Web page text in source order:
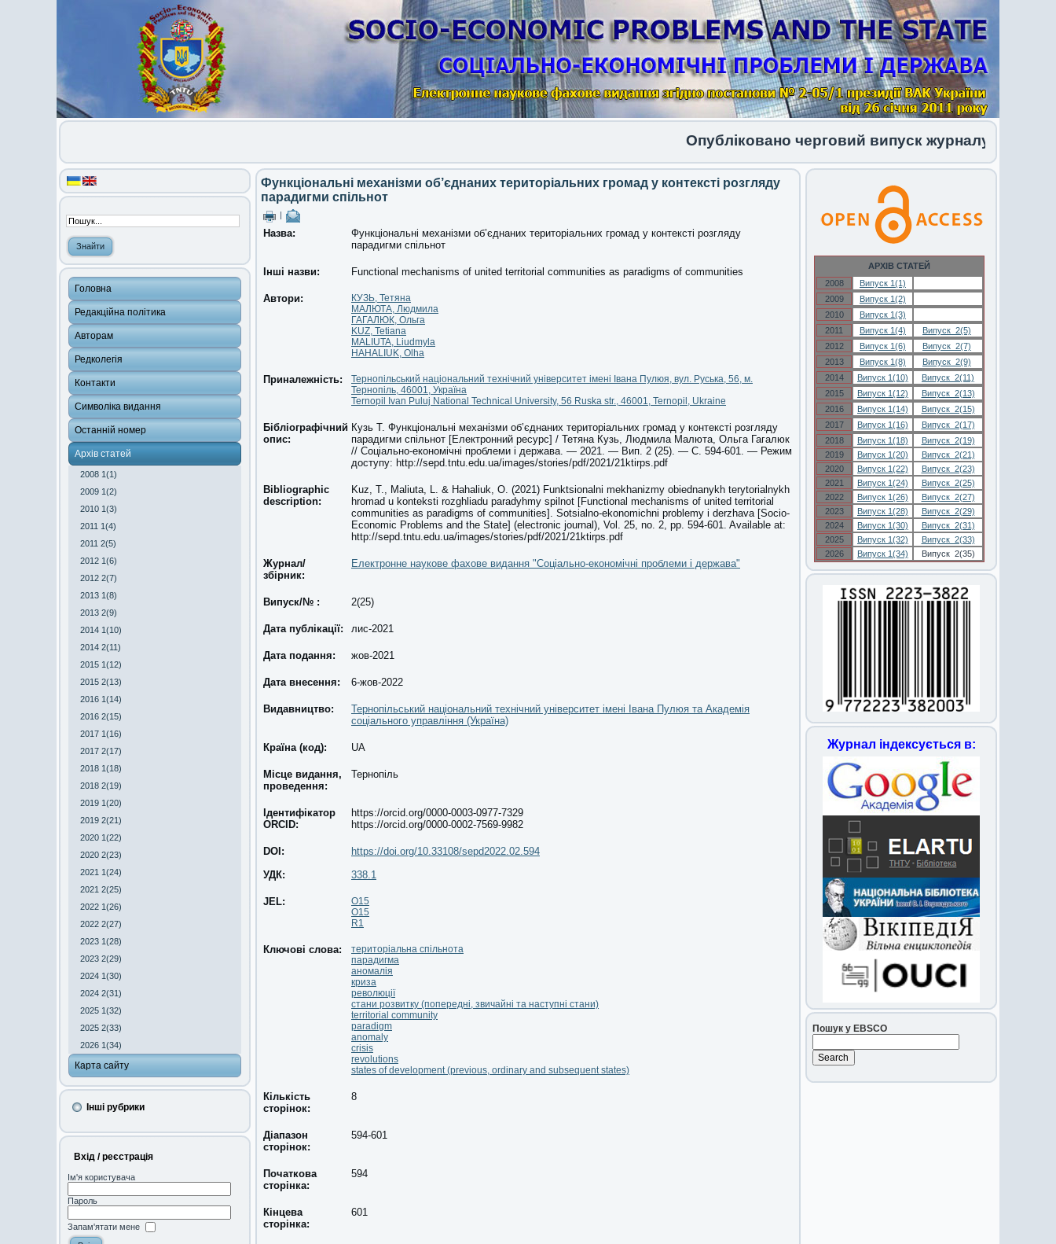
Опубліковано черговий випуск журналу 1 (34) 2026
Головна
Редакційна політика
Авторам
Редколегія
Контакти
Символіка видання
Останній номер
Архів статей
2008 1(1)
2009 1(2)
2010 1(3)
2011 1(4)
2011 2(5)
2012 1(6)
2012 2(7)
2013 1(8)
2013 2(9)
2014 1(10)
2014 2(11)
2015 1(12)
2015 2(13)
2016 1(14)
2016 2(15)
2017 1(16)
2017 2(17)
2018 1(18)
2018 2(19)
2019 1(20)
2019 2(21)
2020 1(22)
2020 2(23)
2021 1(24)
2021 2(25)
2022 1(26)
2022 2(27)
2023 1(28)
2023 2(29)
2024 1(30)
2024 2(31)
2025 1(32)
2025 2(33)
2026 1(34)
Карта сайту
Інші рубрики
Вхід / реєстрація
Ім'я користувача
Пароль
Запам'ятати мене
Функціональні механізми об’єднаних територіальних громад у контексті розгляду
парадигми спільнот
Назва:
Функціональні механізми об’єднаних територіальних громад у контексті розгляду
парадигми спільнот
Інші назви: Functional mechanisms of united territorial communities as paradigms of communities
Автори:
КУЗЬ, Тетяна
МАЛЮТА, Людмила
ГАГАЛЮК, Ольга
KUZ, Tetiana
MALIUTA, Liudmyla
HAHALIUK, Olha
Приналежність:
Тернопільський національний технічний університет імені Івана Пулюя, вул. Руська, 56, м.
Тернопіль, 46001, Україна
Ternopil Ivan Puluj National Technical University, 56 Ruska str., 46001, Ternopil, Ukraine
Бібліографічний
опис:
Кузь Т. Функціональні механізми об’єднаних територіальних громад у контексті розгляду
парадигми спільнот [Електронний ресурс] / Тетяна Кузь, Людмила Малюта, Ольга Гагалюк
// Соціально-економічні проблеми і держава. — 2021. — Вип. 2 (25). — С. 594-601. — Режим
доступу: http://sepd.tntu.edu.ua/images/stories/pdf/2021/21ktirps.pdf
Bibliographic
description:
Kuz, T., Maliuta, L. & Hahaliuk, O. (2021) Funktsionalni mekhanizmy obiednanykh terytorialnykh
hromad u konteksti rozghliadu paradyhmy spilnot [Functional mechanisms of united territorial
communities as paradigms of communities]. Sotsialno-ekonomichni problemy i derzhava [Socio-
Economic Problems and the State] (electronic journal), Vol. 25, no. 2, pp. 594-601. Available at:
http://sepd.tntu.edu.ua/images/stories/pdf/2021/21ktirps.pdf
Журнал/
збірник:
Електронне наукове фахове видання "Соціально-економічні проблеми і держава"
Випуск/№ : 2(25)
Дата публікації: лис-2021
Дата подання: жов-2021
Дата внесення: 6-жов-2022
Видавництво:
Тернопільський національний технічний університет імені Івана Пулюя та Академія
соціального управління (Україна)
Країна (код): UA
Місце видання,
проведення:
Тернопіль
Ідентифікатор
ORCID:
https://orcid.org/0000-0003-0977-7329
https://orcid.org/0000-0002-7569-9982
DOI:
УДК:
https://doi.org/10.33108/sepd2022.02.594
338.1
JEL:
O15
O15
R1
Ключові слова:
територіальна спільнота
парадигма
аномалія
криза
революції
стани розвитку (попередні, звичайні та наступні стани)
territorial community
paradigm
anomaly
crisis
revolutions
states of development (previous, ordinary and subsequent states)
Кількість
сторінок:
8
Діапазон
сторінок:
594-601
Початкова
сторінка:
594
Кінцева
сторінка:
601
АРХІВ СТАТЕЙ
2008
Випуск 1(1)
2009
Випуск 1(2)
2010
Випуск 1(3)
2011
Випуск 1(4)
Випуск 2(5)
2012
Випуск 1(6)
Випуск 2(7)
2013
Випуск 1(8)
Випуск 2(9)
2014
Випуск 1(10)
Випуск 2(11)
2015
Випуск 1(12)
Випуск 2(13)
2016
Випуск 1(14)
Випуск 2(15)
2017
Випуск 1(16)
Випуск 2(17)
2018
Випуск 1(18)
Випуск 2(19)
2019
Випуск 1(20)
Випуск 2(21)
2020
Випуск 1(22)
Випуск 2(23)
2021
Випуск 1(24)
Випуск 2(25)
2022
Випуск 1(26)
Випуск 2(27)
2023
Випуск 1(28)
Випуск 2(29)
2024
Випуск 1(30)
Випуск 2(31)
2025
Випуск 1(32)
Випуск 2(33)
2026
Випуск 1(34) Випуск 2(35)
Журнал індексується в:
Пошук у EBSCO